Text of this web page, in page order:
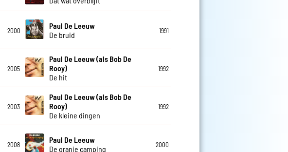
2000
Paul De Leeuw
De bruid
1991
2005
Paul De Leeuw (als Bob De
Rooy)
De hit
1992
2003
Paul De Leeuw (als Bob De
Rooy)
De kleine dingen
1992
2008
Paul De Leeuw
De oranje camping
2000